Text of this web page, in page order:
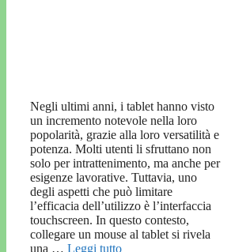
Negli ultimi anni, i tablet hanno visto
un incremento notevole nella loro
popolarità, grazie alla loro versatilità e
potenza. Molti utenti li sfruttano non
solo per intrattenimento, ma anche per
esigenze lavorative. Tuttavia, uno
degli aspetti che può limitare
l’efficacia dell’utilizzo è l’interfaccia
touchscreen. In questo contesto,
collegare un mouse al tablet si rivela
una … Leggi tutto